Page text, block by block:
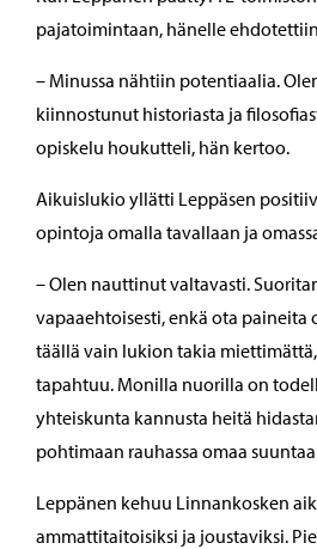
pajatoimintaan, hänelle
– Minussa nähtiin potentiaalia.
kiinnostunut historiasta ja
opiskelu houkutteli, hän kertoo.
Aikuislukio yllätti Leppäsen
opintoja omalla tavallaan ja
– Olen nauttinut valtavasti.
vapaaehtoisesti, enkä ota paineita
täällä vain lukion takia
tapahtuu. Monilla nuorilla on
yhteiskunta kannusta heitä
pohtimaan rauhassa omaa
Leppänen kehuu Linnankosken
ammattitaitoisiksi ja joustaviksi.